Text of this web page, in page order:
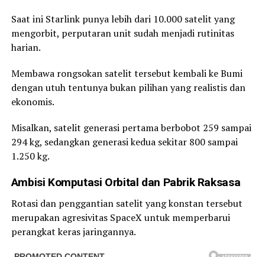
Saat ini Starlink punya lebih dari 10.000 satelit yang
mengorbit, perputaran unit sudah menjadi rutinitas
harian.
Membawa rongsokan satelit tersebut kembali ke Bumi
dengan utuh tentunya bukan pilihan yang realistis dan
ekonomis.
Misalkan, satelit generasi pertama berbobot 259 sampai
294 kg, sedangkan generasi kedua sekitar 800 sampai
1.250 kg.
Ambisi Komputasi Orbital dan Pabrik Raksasa
Rotasi dan penggantian satelit yang konstan tersebut
merupakan agresivitas SpaceX untuk memperbarui
perangkat keras jaringannya.